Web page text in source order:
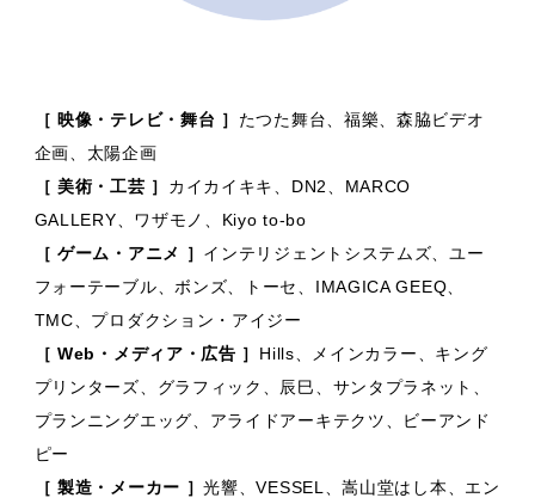
［ 映像・テレビ・舞台 ］ たつた舞台、福樂、森脇ビデオ
企画、太陽企画
［ 美術・工芸 ］ カイカイキキ、DN2、MARCO
GALLERY、ワザモノ、Kiyo to-bo
［ ゲーム・アニメ ］ インテリジェントシステムズ、ユー
フォーテーブル、ボンズ、トーセ、IMAGICA GEEQ、
TMC、プロダクション・アイジー
［ Web・メディア・広告 ］ Hills、メインカラー、キング
プリンターズ、グラフィック、辰巳、サンタプラネット、
プランニングエッグ、アライドアーキテクツ、ビーアンド
ピー
［ 製造・メーカー ］光響、VESSEL、嵩山堂はし本、エン